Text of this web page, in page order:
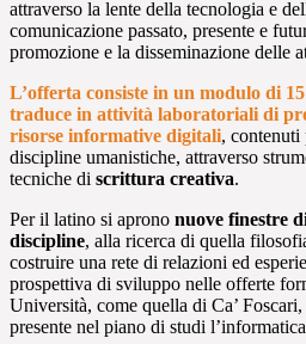
attraverso la lente della tecnologia e
comunicazione passato, presente e
promozione e la disseminazione delle
L’offerta consiste in un modulo di
traduce in attività laboratoriali di
risorse informative digitali, contenuti
discipline umanistiche, attraverso
tecniche di scrittura creativa.
Per il latino si aprono nuove finestre
discipline, alla ricerca di quella
costruire una rete di relazioni ed
prospettiva di sviluppo nelle offerte
Università, come quella di Ca’
presente nel piano di studi